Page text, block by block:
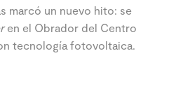
marcó un nuevo hito: se
en el Obrador del Centro
tecnología fotovoltaica.